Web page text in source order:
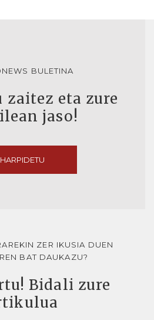
BULETINA
zaitez eta zure
jaso!
HARPIDETU
ZER IKUSIA DUEN
BAT DAUKAZU?
Bidali zure